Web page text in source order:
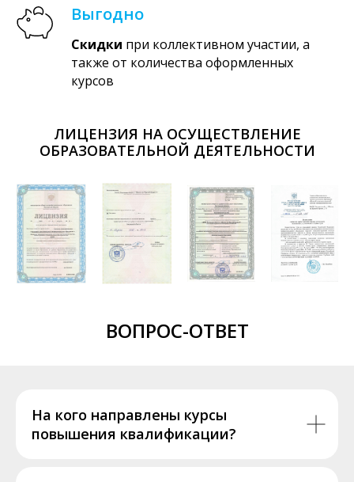
Выгодно
Скидки при коллективном участии, а
также от количества оформленных
курсов
ЛИЦЕНЗИЯ НА ОСУЩЕСТВЛЕНИЕ
ОБРАЗОВАТЕЛЬНОЙ ДЕЯТЕЛЬНОСТИ
ВОПРОС-ОТВЕТ
На кого направлены курсы
повышения квалификации?